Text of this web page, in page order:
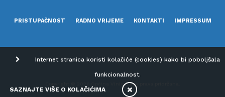
PRISTUPAČNOST RADNO VRIJEME KONTAKTI IMPRESSUM
Copyright © 2026 Općina Vinica. Sva prava pridržana.
Internet stranica koristi kolačiće (cookies) kako bi poboljšala
funkcionalnost.
SAZNAJTE VIŠE O KOLAČIĆIMA